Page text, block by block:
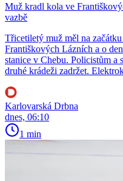
Muž kradl kola ve
vazbě
Třicetiletý muž měl na
Františkových Lázních a o
stanice v Chebu. Policistům a
druhé krádeži zadržet.
Karlovarská Drbna
dnes, 06:10
1 min